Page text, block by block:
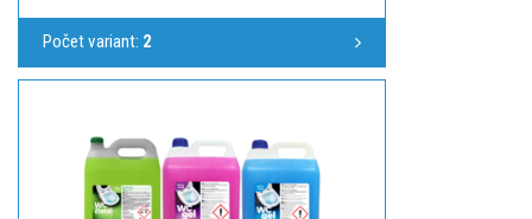
Počet variant: 2